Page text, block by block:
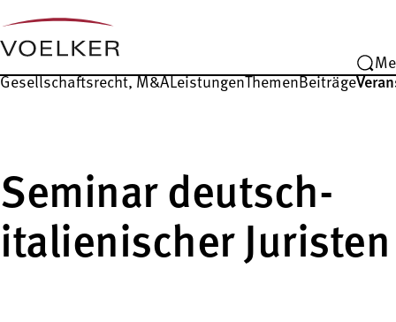
Gesellschafts­recht, M&ALeistungenThemenBeiträge
Seminar deutsch-
italienischer Juristen